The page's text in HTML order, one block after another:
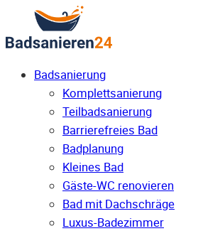
Badsanierung
Komplettsanierung
Teilbadsanierung
Barrierefreies Bad
Badplanung
Kleines Bad
Gäste-WC renovieren
Bad mit Dachschräge
Luxus-Badezimmer